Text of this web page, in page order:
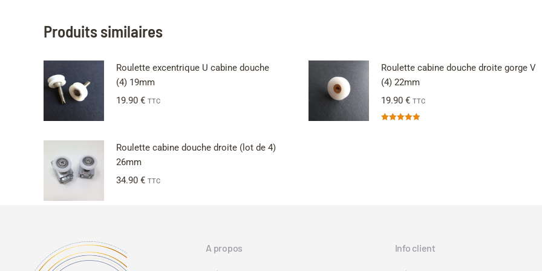
Produits similaires
Roulette excentrique U cabine douche
(4) 19mm
19.90 € TTC
Roulette cabine douche droite gorge V
(4) 22mm
19.90 € TTC
Roulette cabine douche droite (lot de 4)
26mm
34.90 € TTC
A propos Info client